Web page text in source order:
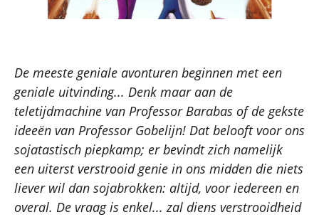
De meeste geniale avonturen beginnen met een
geniale uitvinding... Denk maar aan de
teletijdmachine van Professor Barabas of de gekste
ideeën van Professor Gobelijn! Dat belooft voor ons
sojatastisch piepkamp; er bevindt zich namelijk
een uiterst verstrooid genie in ons midden die niets
liever wil dan sojabrokken: altijd, voor iedereen en
overal. De vraag is enkel... zal diens verstrooidheid